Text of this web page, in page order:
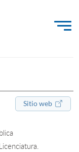
Sitio web